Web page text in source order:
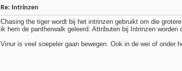
Re: Intrinzen
Chasing the tiger wordt bij het intrinzen gebruikt om die
ik hem de pantherwalk geleerd. Attributen bij Intrinzen
Vinur is veel soepeler gaan bewegen. Ook in de wei of